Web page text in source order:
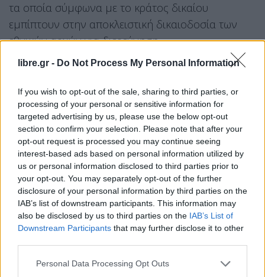
libre.gr - Do Not Process My Personal Information
If you wish to opt-out of the sale, sharing to third parties, or
processing of your personal or sensitive information for
targeted advertising by us, please use the below opt-out
section to confirm your selection. Please note that after your
opt-out request is processed you may continue seeing
interest-based ads based on personal information utilized by
us or personal information disclosed to third parties prior to
your opt-out. You may separately opt-out of the further
disclosure of your personal information by third parties on the
IAB’s list of downstream participants. This information may
also be disclosed by us to third parties on the IAB’s List of
Downstream Participants that may further disclose it to other
Personal Data Processing Opt Outs
τα οποία σύμφωνα με το κράτος δικαίου
εμπίπτουν στην αποκλειστική δικαιοδοσία των
εθνικών αρχών για διερεύνηση.
Προς μεγάλη μας έκπληξη, είδαμε μια δήλωση
που εξέδωσε ένα Μέλος του ECR, ο κ. Φράγκος,
χρησιμοποιώντας το λογότυπο του ECR, στην
οποία αποκαλεί την Ομάδα των Πατριωτών,
εμπόδιο στη διαδικασία διερεύνησης αυτού του
τραγικού συμβάντος στο Ευρωπαϊκό Κοινοβούλιο.
Καταδικάζουμε κατηγορηματικά τον ισχυρισμό
περί “παρεμπόδισης” της διαδικασίας ως εντελώς
ψευδή και ξεκάθαρα συκοφαντικό. Θυμίζουμε ότι
ήδη οι αρμόδιες Επιτροπές του Ευρωπαϊκού
Κοινοβουλίου, όπου φυσικά συμμετέχουν και οι
συναντηθεί με τις οικογένειες των θυμάτων και